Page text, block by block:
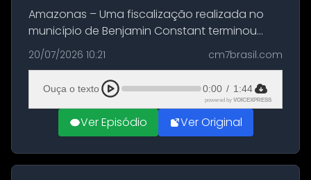
Amazonas – Uma fiscalização realizada no
município de Benjamin Constant terminou
com a apreensão de aproximadamente 115
quilos de entorpecentes em uma
embarcação atracada no porto da cidade. O
materia...
20/07/2026 10:21 cm7brasil.com
Ouça o texto 0:00 / 1:44
powered by VOICEXPRESS
Ver Episódio Ver Original